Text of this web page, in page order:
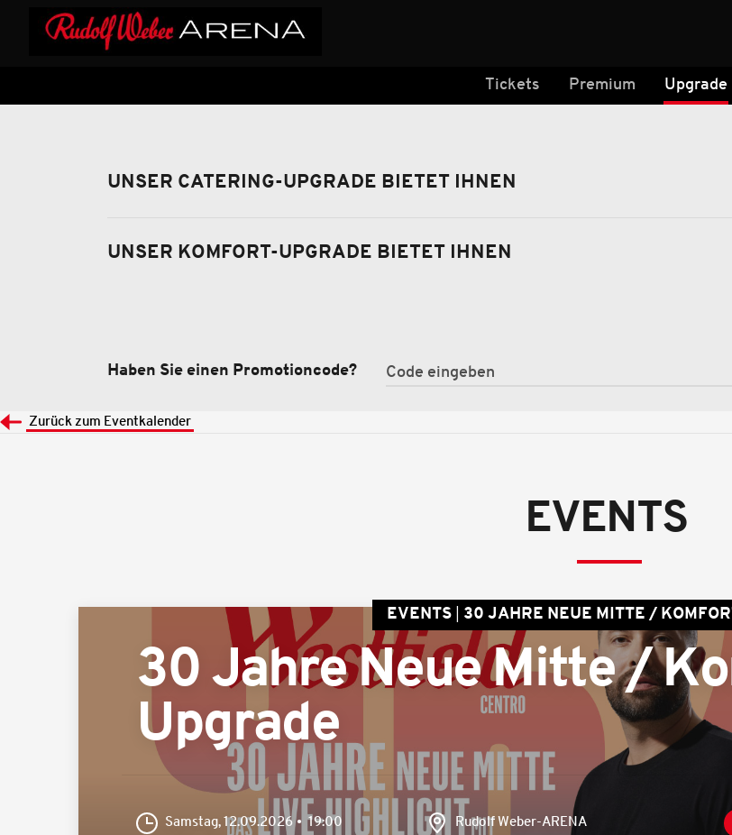
Tickets Premium Upgrade
UNSER CATERING-UPGRADE BIETET IHNEN
UNSER KOMFORT-UPGRADE BIETET IHNEN
Haben Sie einen Promotioncode?
Zurück zum Eventkalender
EVENTS
EVENTS 30 JAHRE NEUE MITTE /
30 Jahre Neue Mitte /
Upgrade
Samstag, 12.09.2026 19:00 Rudolf Weber-ARENA